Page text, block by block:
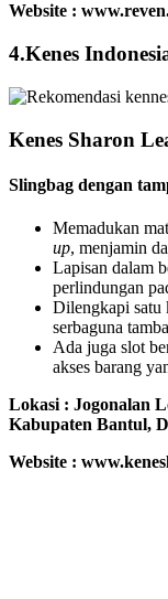
Website :
4.Kenes
Kenes Sharon
Slingbag dengan
Memadukan
up, menjamin
Lapisan dalam
perlindungan
Dilengkapi satu
serbaguna
Ada juga slot
akses barang
Lokasi : Jogonalan
Kabupaten Bantul,
Website :